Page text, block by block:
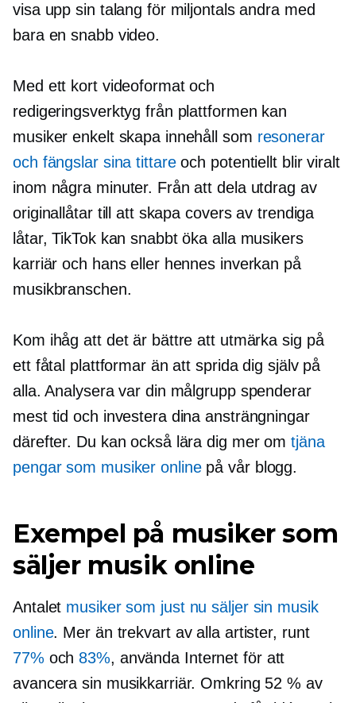
visa upp sin talang för miljontals andra med
bara en snabb video.
Med ett kort videoformat och
redigeringsverktyg från plattformen kan
musiker enkelt skapa innehåll som resonerar
och fängslar sina tittareoch potentiellt blir viralt
inom några minuter. Från att dela utdrag av
originallåtar till att skapa covers av trendiga
låtar, TikTok kan snabbt öka alla musikers
karriär och hans eller hennes inverkan på
musikbranschen.
Kom ihåg att det är bättre att utmärka sig på
ett fåtal plattformar än att sprida dig själv på
alla. Analysera var din målgrupp spenderar
mest tid och investera dina ansträngningar
därefter. Du kan också lära dig mer omtjäna
pengar som musiker online på vår blogg.
Exempel på musiker som
säljer musik online
Antalet musiker som just nu säljer sin musik
online. Mer än trekvartav alla artister, runt
77% och 83%, använda Internet för att
avancera sin musikkarriär. Omkring 52 % av